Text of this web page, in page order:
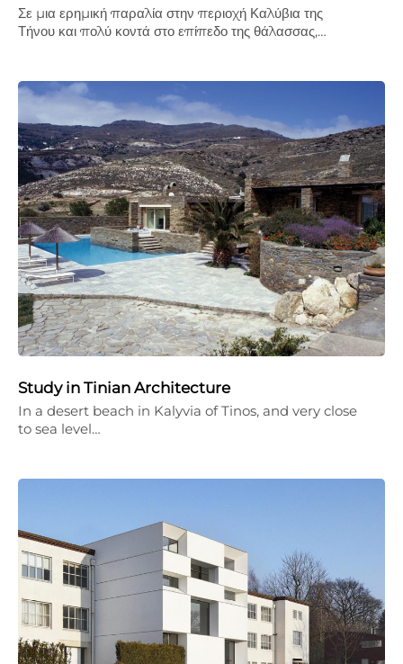
Σε µια ερηµική παραλία στην περιοχή Καλύβια της
Τήνου και πολύ κοντά στο επίπεδο της θάλασσας,…
Study in Tinian Architecture
In a desert beach in Kalyvia of Tinos, and very close
to sea level…